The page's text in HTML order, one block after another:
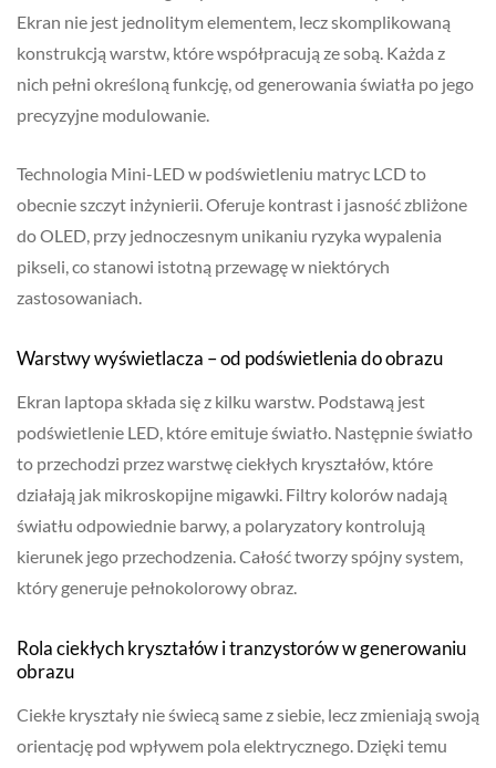
Ekran nie jest jednolitym elementem, lecz skomplikowaną
konstrukcją warstw, które współpracują ze sobą. Każda z
nich pełni określoną funkcję, od generowania światła po jego
precyzyjne modulowanie.
Technologia Mini-LED w podświetleniu matryc LCD to
obecnie szczyt inżynierii. Oferuje kontrast i jasność zbliżone
do OLED, przy jednoczesnym unikaniu ryzyka wypalenia
pikseli, co stanowi istotną przewagę w niektórych
zastosowaniach.
Warstwy wyświetlacza – od podświetlenia do obrazu
Ekran laptopa składa się z kilku warstw. Podstawą jest
podświetlenie LED, które emituje światło. Następnie światło
to przechodzi przez warstwę ciekłych kryształów, które
działają jak mikroskopijne migawki. Filtry kolorów nadają
światłu odpowiednie barwy, a polaryzatory kontrolują
kierunek jego przechodzenia. Całość tworzy spójny system,
który generuje pełnokolorowy obraz.
Rola ciekłych kryształów i tranzystorów w generowaniu
obrazu
Ciekłe kryształy nie świecą same z siebie, lecz zmieniają swoją
orientację pod wpływem pola elektrycznego. Dzięki temu